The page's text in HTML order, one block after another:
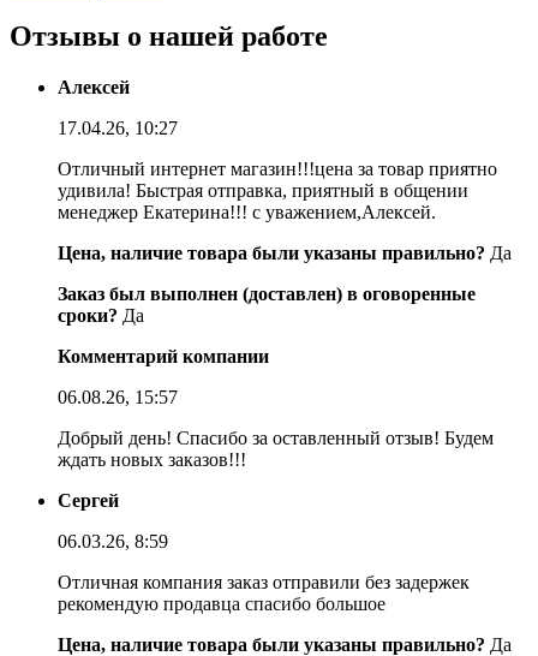
Отзывы о нашей работе
Алексей
17.04.26, 10:27
Отличный интернет магазин!!!цена за товар приятно
удивила! Быстрая отправка, приятный в общении
менеджер Екатерина!!! с уважением,Алексей.
Цена, наличие товара были указаны правильно? Да
Заказ был выполнен (доставлен) в оговоренные
сроки? Да
Комментарий компании
06.08.26, 15:57
Добрый день! Спасибо за оставленный отзыв! Будем
ждать новых заказов!!!
Сергей
06.03.26, 8:59
Отличная компания заказ отправили без задержек
рекомендую продавца спасибо большое
Цена, наличие товара были указаны правильно? Да